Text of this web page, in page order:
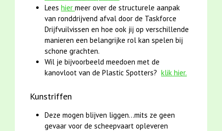
Lees hier meer over de structurele aanpak
van ronddrijvend afval door de Taskforce
Drijfvuilvissen en hoe ook jij op verschillende
manieren een belangrijke rol kan spelen bij
schone grachten.
Wil je bijvoorbeeld meedoen met de
kanovloot van de Plastic Spotters? klik hier.
Kunstriffen
Deze mogen blijven liggen...mits ze geen
gevaar voor de scheepvaart opleveren